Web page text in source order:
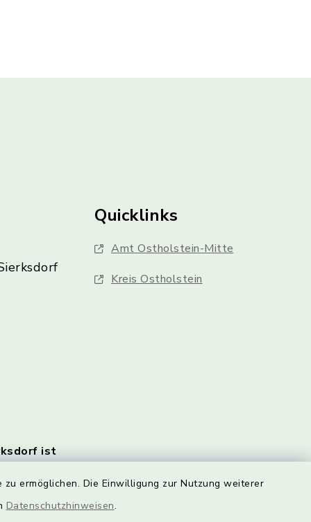
ermöglichen. Die Einwilligung zur Nutzung weiterer
Datenschutzhinweisen.
ist
Quicklinks
Amt Ostholstein-Mitte
Kreis Ostholstein